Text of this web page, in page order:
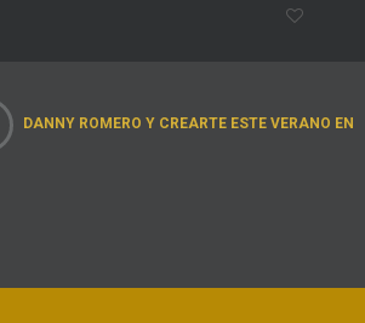
DANNY ROMERO Y CREARTE ESTE VERANO EN